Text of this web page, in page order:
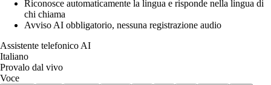
Riconosce automaticamente la lingua e risponde nella lingua di
chi chiama
Avviso AI obbligatorio, nessuna registrazione audio
Assistente telefonico AI
Italiano
Provalo dal vivo
Voce